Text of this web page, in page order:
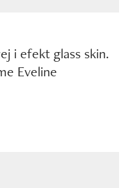
i efekt glass skin.
Eveline